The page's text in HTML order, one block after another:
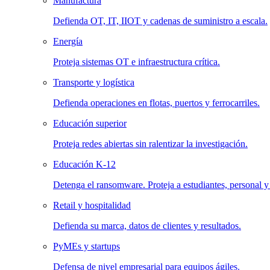
Defienda OT, IT, IIOT y cadenas de suministro a escala.
Energía
Proteja sistemas OT e infraestructura crítica.
Transporte y logística
Defienda operaciones en flotas, puertos y ferrocarriles.
Educación superior
Proteja redes abiertas sin ralentizar la investigación.
Educación K-12
Detenga el ransomware. Proteja a estudiantes, personal y
Retail y hospitalidad
Defienda su marca, datos de clientes y resultados.
PyMEs y startups
Defensa de nivel empresarial para equipos ágiles.